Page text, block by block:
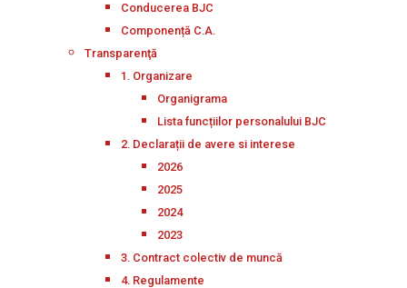
Conducerea BJC
Componență C.A.
Transparenţă
1. Organizare
Organigrama
Lista funcțiilor personalului BJC
2. Declarații de avere si interese
2026
2025
2024
2023
3. Contract colectiv de muncă
4. Regulamente